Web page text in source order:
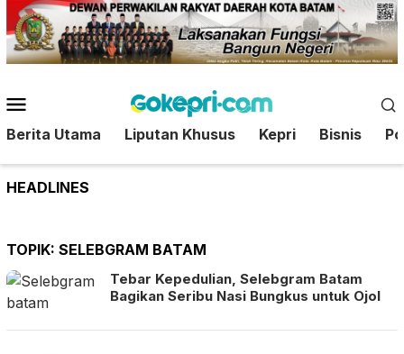
Loncat
ke
konten
Mobile
Berita Utama Liputan Khusus Kepri Bisnis
HEADLINES
TOPIK: SELEBGRAM BATAM
Tebar Kepedulian, Selebgram Batam
Bagikan Seribu Nasi Bungkus untuk Ojol